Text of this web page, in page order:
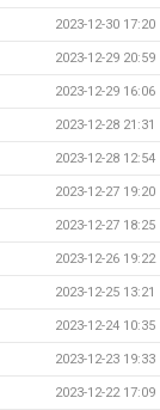
2023-12-30 17:20
2023-12-29 20:59
2023-12-29 16:06
2023-12-28 21:31
2023-12-28 12:54
2023-12-27 19:20
2023-12-27 18:25
2023-12-26 19:22
2023-12-25 13:21
2023-12-24 10:35
2023-12-23 19:33
2023-12-22 17:09